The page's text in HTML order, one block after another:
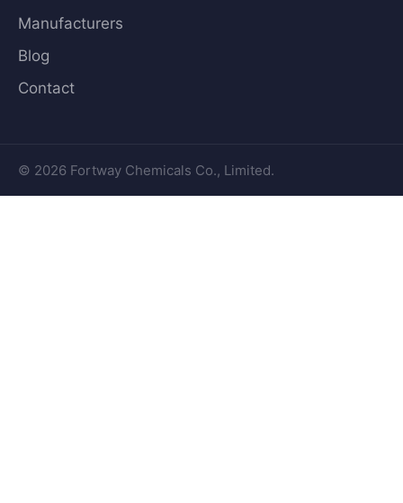
Manufacturers
Blog
Contact
© 2026 Fortway Chemicals Co., Limited.